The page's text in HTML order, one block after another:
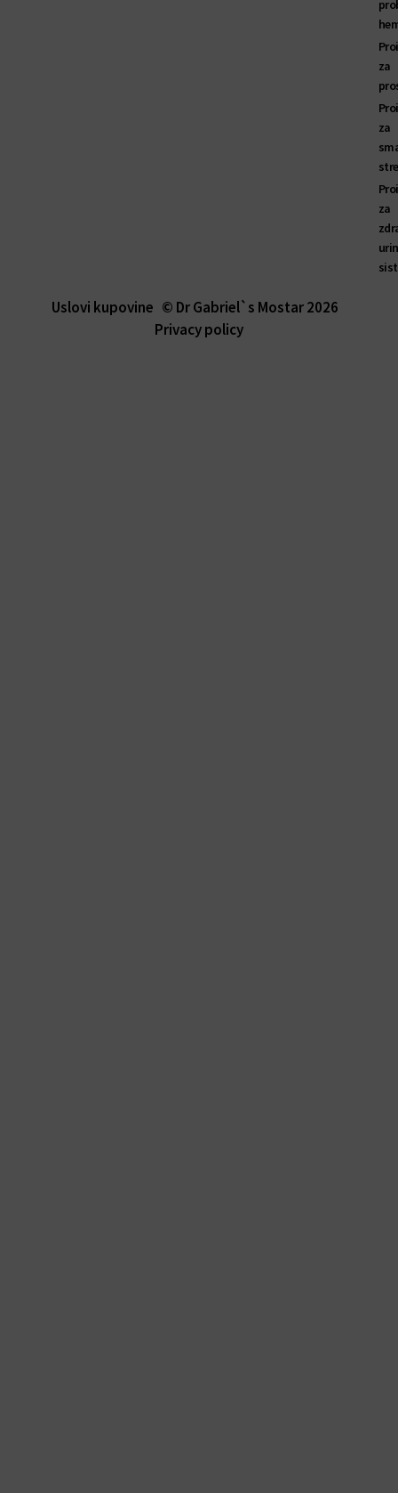
za
za
za
Uslovi kupovine © Dr Gabriel`s Mostar 2026
Privacy policy